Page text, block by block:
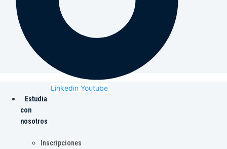
Linkedin Youtube
Estudia
con
nosotros
Inscripciones